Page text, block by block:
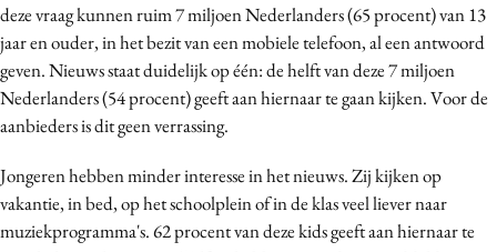
deze vraag kunnen ruim 7 miljoen Nederlanders (65 procent) van 13
jaar en ouder, in het bezit van een mobiele telefoon, al een antwoord
geven. Nieuws staat duidelijk op één: de helft van deze 7 miljoen
Nederlanders (54 procent) geeft aan hiernaar te gaan kijken. Voor de
aanbieders is dit geen verrassing.
Jongeren hebben minder interesse in het nieuws. Zij kijken op
vakantie, in bed, op het schoolplein of in de klas veel liever naar
muziekprogramma's. 62 procent van deze kids geeft aan hiernaar te